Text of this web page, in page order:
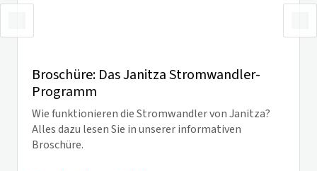
Broschüre: Das Janitza Stromwandler-
Programm
Wie funktionieren die Stromwandler von Janitza?
Alles dazu lesen Sie in unserer informativen
Broschüre.